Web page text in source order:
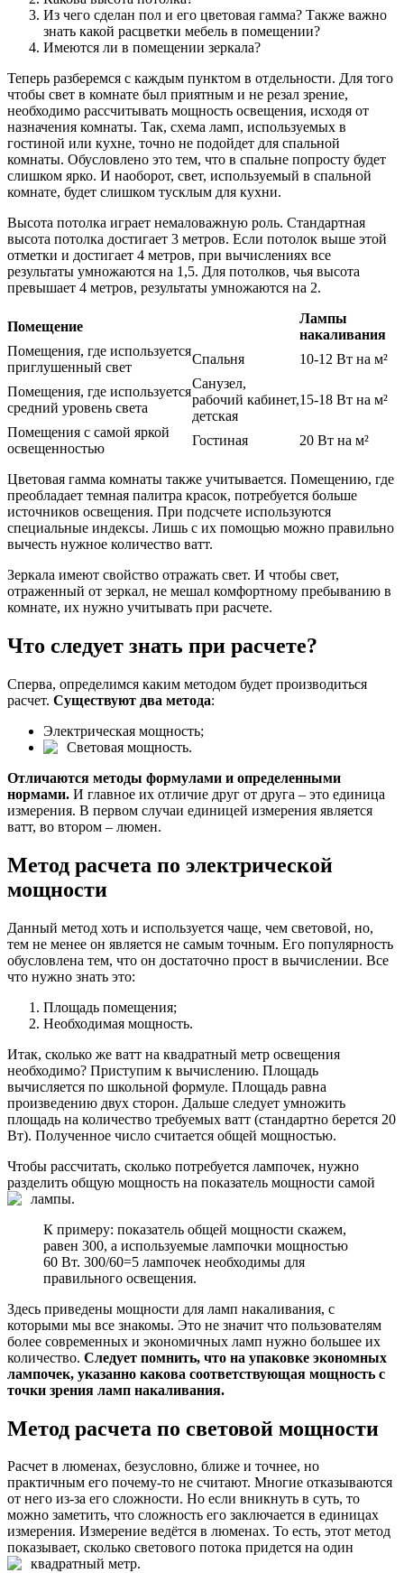
Из чего сделан пол и его цветовая гамма? Также важно
знать какой расцветки мебель в помещении?
Имеются ли в помещении зеркала?
Теперь разберемся с каждым пунктом в отдельности. Для того
чтобы свет в комнате был приятным и не резал зрение,
необходимо рассчитывать мощность освещения, исходя от
назначения комнаты. Так, схема ламп, используемых в
гостиной или кухне, точно не подойдет для спальной
комнаты. Обусловлено это тем, что в спальне попросту будет
слишком ярко. И наоборот, свет, используемый в спальной
комнате, будет слишком тусклым для кухни.
Высота потолка играет немаловажную роль. Стандартная
высота потолка достигает 3 метров. Если потолок выше этой
отметки и достигает 4 метров, при вычислениях все
результаты умножаются на 1,5. Для потолков, чья высота
превышает 4 метров, результаты умножаются на 2.
Помещение
Лампы
накаливания
Помещения, где используется
приглушенный свет
Спальня 10-12 Вт на м²
Помещения, где используется
средний уровень света
Санузел,
рабочий кабинет,
детская
15-18 Вт на м²
Помещения с самой яркой
освещенностью
Гостиная 20 Вт на м²
Цветовая гамма комнаты также учитывается. Помещению, где
преобладает темная палитра красок, потребуется больше
источников освещения. При подсчете используются
специальные индексы. Лишь с их помощью можно правильно
вычесть нужное количество ватт.
Зеркала имеют свойство отражать свет. И чтобы свет,
отраженный от зеркал, не мешал комфортному пребыванию в
комнате, их нужно учитывать при расчете.
Что следует знать при расчете?
Сперва, определимся каким методом будет производиться
расчет. Существуют два метода:
Электрическая мощность;
Световая мощность.
Отличаются методы формулами и определенными
нормами. И главное их отличие друг от друга – это единица
измерения. В первом случаи единицей измерения является
ватт, во втором – люмен.
Метод расчета по электрической
мощности
Данный метод хоть и используется чаще, чем световой, но,
тем не менее он является не самым точным. Его популярность
обусловлена тем, что он достаточно прост в вычислении. Все
что нужно знать это:
Площадь помещения;
Необходимая мощность.
Итак, сколько же ватт на квадратный метр освещения
необходимо? Приступим к вычислению. Площадь
вычисляется по школьной формуле. Площадь равна
произведению двух сторон. Дальше следует умножить
площадь на количество требуемых ватт (стандартно берется 20
Вт). Полученное число считается общей мощностью.
Чтобы рассчитать, сколько потребуется лампочек, нужно
разделить общую мощность на показатель мощности самой
лампы.
К примеру: показатель общей мощности скажем,
равен 300, а используемые лампочки мощностью
60 Вт. 300/60=5 лампочек необходимы для
правильного освещения.
Здесь приведены мощности для ламп накаливания, с
которыми мы все знакомы. Это не значит что пользователям
более современных и экономичных ламп нужно большее их
количество. Следует помнить, что на упаковке экономных
лампочек, указанно какова соответствующая мощность с
точки зрения ламп накаливания.
Метод расчета по световой мощности
Расчет в люменах, безусловно, ближе и точнее, но
практичным его почему-то не считают. Многие отказываются
от него из-за его сложности. Но если вникнуть в суть, то
можно заметить, что сложность его заключается в единицах
измерения. Измерение ведётся в люменах. То есть, этот метод
показывает, сколько светового потока придется на один
квадратный метр.